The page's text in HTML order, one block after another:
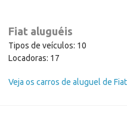
Fiat aluguéis
Tipos de veículos: 10
Locadoras: 17
Veja os carros de aluguel de Fiat